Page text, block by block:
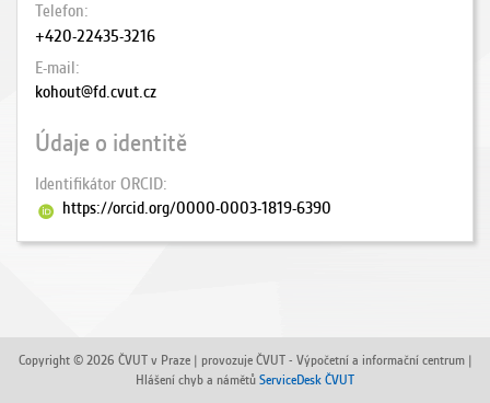
Telefon
+420-22435-3216
E-mail
kohout@fd.cvut.cz
Údaje o identitě
Identifikátor ORCID
https://orcid.org/0000-0003-1819-6390
Copyright © 2026 ČVUT v Praze | provozuje ČVUT - Výpočetní a informační centrum |
Hlášení chyb a námětů ServiceDesk ČVUT